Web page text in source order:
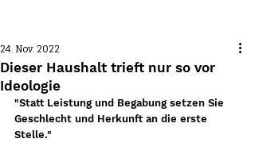
Dieser Haushalt trieft nur so vor
Ideologie
24. Nov. 2022
"Statt Leistung und Begabung setzen Sie
Geschlecht und Herkunft an die erste
Stelle."